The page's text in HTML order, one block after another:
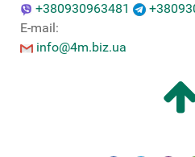
+380930963481
E-mail:
info@4m.biz.ua